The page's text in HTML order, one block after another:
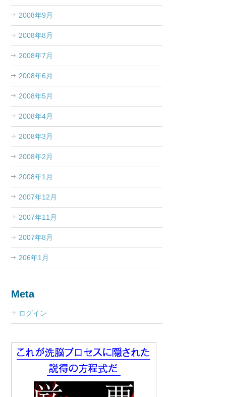
2008年9月
2008年8月
2008年7月
2008年6月
2008年5月
2008年4月
2008年3月
2008年2月
2008年1月
2007年12月
2007年11月
2007年8月
206年1月
Meta
ログイン